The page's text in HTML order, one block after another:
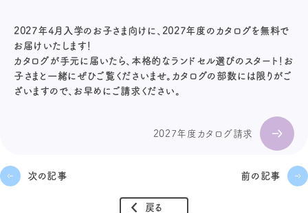
2027年4月入学のお子さま向けに、2027年度のカタログを無料で
お届けいたします！
カタログが手元に届いたら、本格的なランドセル選びのスタート！お
子さまと一緒にぜひご覧くださいませ。カタログの部数には限りがご
ざいますので、お早めにご請求ください。
2027年度カタログ請求
次の記事 前の記事
戻る